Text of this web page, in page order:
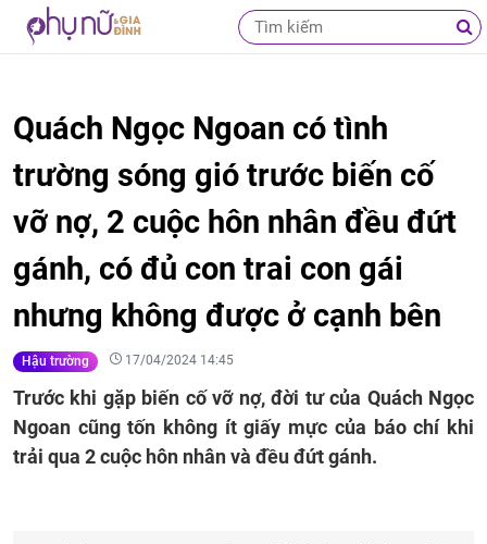
Quách Ngọc Ngoan có tình
trường sóng gió trước biến cố
vỡ nợ, 2 cuộc hôn nhân đều đứt
gánh, có đủ con trai con gái
nhưng không được ở cạnh bên
Hậu trường 17/04/2024 14:45
Trước khi gặp biến cố vỡ nợ, đời tư của Quách Ngọc
Ngoan cũng tốn không ít giấy mực của báo chí khi
trải qua 2 cuộc hôn nhân và đều đứt gánh.